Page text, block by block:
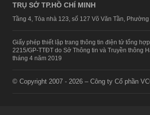
TRỤ SỞ TP.HỒ CHÍ MINH
Tầng 4, Tòa nhà 123, số 127 Võ Văn Tần,
Giấy phép thiết lập trang thông tin điện tử tổng
2215/GP-TTĐT do Sở Thông tin và Truyền thông
tháng 4 năm 2019
© Copyright 2007 - 2026 – Công ty Cổ phần